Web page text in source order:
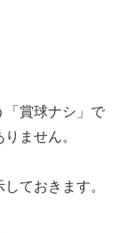
「賞球ナシ」で
ません。
ておきます。